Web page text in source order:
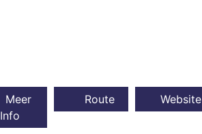
Meer
Info
Route Website